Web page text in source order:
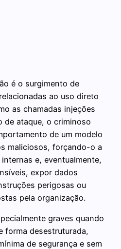
é o surgimento de
ao uso direto
as chamadas injeções
de ataque, o criminoso
de um modelo
maliciosos, forçando-o a
e, eventualmente,
expor dados
perigosas ou
pela organização.
graves quando
forma desestruturada,
de segurança e sem